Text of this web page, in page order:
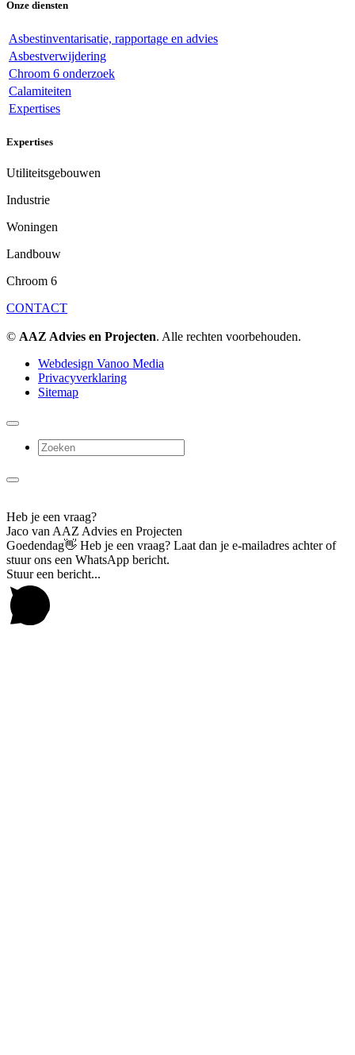
Onze diensten
Asbestinventarisatie, rapportage en advies
Asbestverwijdering
Chroom 6 onderzoek
Calamiteiten
Expertises
Expertises
Utiliteitsgebouwen
Industrie
Woningen
Landbouw
Chroom 6
CONTACT
© AAZ Advies en Projecten. Alle rechten voorbehouden.
Webdesign Vanoo Media
Privacyverklaring
Sitemap
Heb je een vraag?
Jaco van AAZ Advies en Projecten
Goedendag👋 Heb je een vraag? Laat dan je e-mailadres achter of
stuur ons een WhatsApp bericht.
Stuur een bericht...